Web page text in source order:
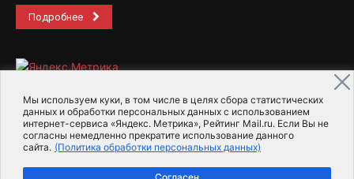
Мы используем куки, в том числе в целях сбора статистических
данных и обработки персональных данных с использованием
интернет-сервиса «Яндекс. Метрика», Рейтинг Mail.ru. Если Вы не
согласны немедленно прекратите использование данного
сайта. (Политика обработки персональных данных)
Согласен
Подробнее
2015-2026- Информационное агентство МедиаПоток
Для справки Об издании
Пользовательское соглашение